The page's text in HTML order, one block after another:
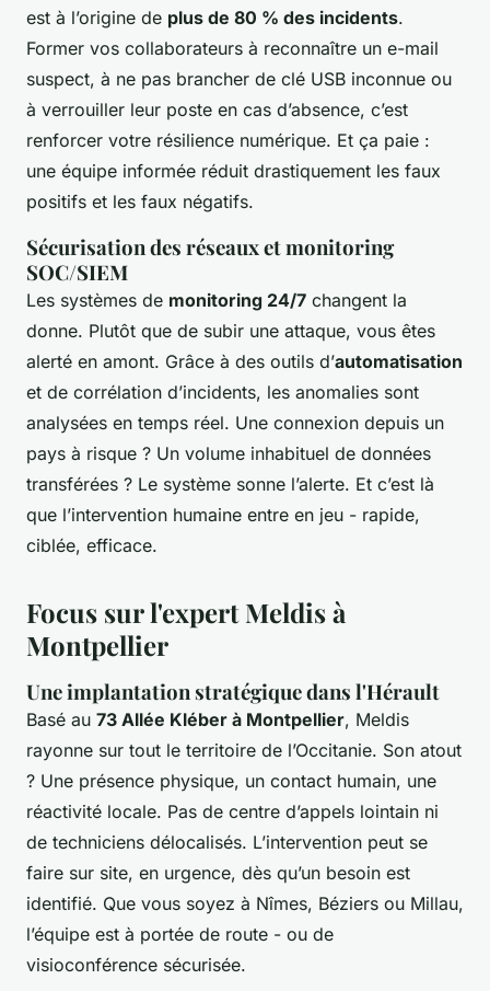
est à l’origine de plus de 80 % des incidents.
Former vos collaborateurs à reconnaître un e-mail
suspect, à ne pas brancher de clé USB inconnue ou
à verrouiller leur poste en cas d’absence, c’est
renforcer votre résilience numérique. Et ça paie :
une équipe informée réduit drastiquement les faux
positifs et les faux négatifs.
Sécurisation des réseaux et monitoring
SOC/SIEM
Les systèmes de monitoring 24/7 changent la
donne. Plutôt que de subir une attaque, vous êtes
alerté en amont. Grâce à des outils d’automatisation
et de corrélation d’incidents, les anomalies sont
analysées en temps réel. Une connexion depuis un
pays à risque ? Un volume inhabituel de données
transférées ? Le système sonne l’alerte. Et c’est là
que l’intervention humaine entre en jeu - rapide,
ciblée, efficace.
Focus sur l'expert Meldis à
Montpellier
Une implantation stratégique dans l'Hérault
Basé au 73 Allée Kléber à Montpellier, Meldis
rayonne sur tout le territoire de l’Occitanie. Son atout
? Une présence physique, un contact humain, une
réactivité locale. Pas de centre d’appels lointain ni
de techniciens délocalisés. L’intervention peut se
faire sur site, en urgence, dès qu’un besoin est
identifié. Que vous soyez à Nîmes, Béziers ou Millau,
l’équipe est à portée de route - ou de
visioconférence sécurisée.